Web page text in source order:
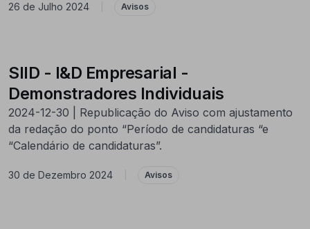
26 de Julho 2024 Avisos
SIID - I&D Empresarial -
Demonstradores Individuais
2024-12-30 | Republicação do Aviso com ajustamento
da redação do ponto “Período de candidaturas “e
“Calendário de candidaturas”.
30 de Dezembro 2024 Avisos